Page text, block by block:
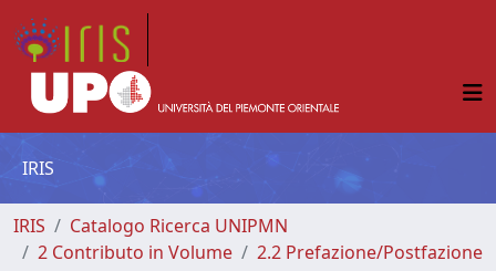
IRIS
IRIS
Catalogo Ricerca UNIPMN
2 Contributo in Volume
2.2 Prefazione/Postfazione